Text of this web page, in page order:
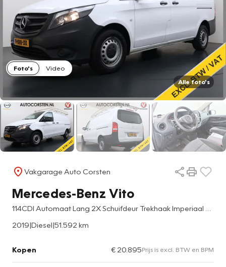
Foto's
Video
Alle foto's
Vakgarage Auto Corsten
Mercedes-Benz Vito
2019|Diesel|51.592 km
Kopen € 20.895Prijs is excl. BTW en BPM